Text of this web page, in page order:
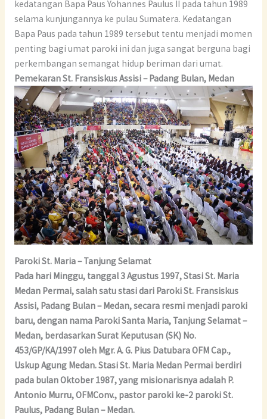
kedatangan Bapa Paus Yohannes Paulus II pada tahun 1989
selama kunjungannya ke pulau Sumatera. Kedatangan
Bapa Paus pada tahun 1989 tersebut tentu menjadi momen
penting bagi umat paroki ini dan juga sangat berguna bagi
perkembangan semangat hidup beriman dari umat.
Pemekaran St. Fransiskus Assisi – Padang Bulan, Medan
Paroki St. Maria – Tanjung Selamat
Pada hari Minggu, tanggal 3 Agustus 1997, Stasi St. Maria
Medan Permai, salah satu stasi dari Paroki St. Fransiskus
Assisi, Padang Bulan – Medan, secara resmi menjadi paroki
baru, dengan nama Paroki Santa Maria, Tanjung Selamat –
Medan, berdasarkan Surat Keputusan (SK) No.
453/GP/KA/1997 oleh Mgr. A. G. Pius Datubara OFM Cap.,
Uskup Agung Medan. Stasi St. Maria Medan Permai berdiri
pada bulan Oktober 1987, yang misionarisnya adalah P.
Antonio Murru, OFMConv., pastor paroki ke-2 paroki St.
Paulus, Padang Bulan – Medan.